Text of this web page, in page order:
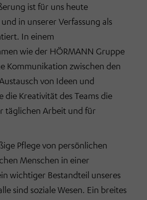
ist für uns heute
in unserer Verfassung als
In einem
wie der HÖRMANN Gruppe
Kommunikation zwischen den
von Ideen und
die Kreativität des Teams die
täglichen Arbeit und für
Pflege von persönlichen
Menschen in einer
wichtiger Bestandteil unseres
sind soziale Wesen. Ein breites